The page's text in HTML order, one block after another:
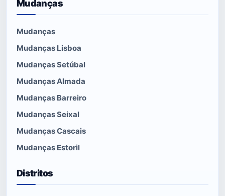
Mudanças
Mudanças
Mudanças Lisboa
Mudanças Setúbal
Mudanças Almada
Mudanças Barreiro
Mudanças Seixal
Mudanças Cascais
Mudanças Estoril
Distritos